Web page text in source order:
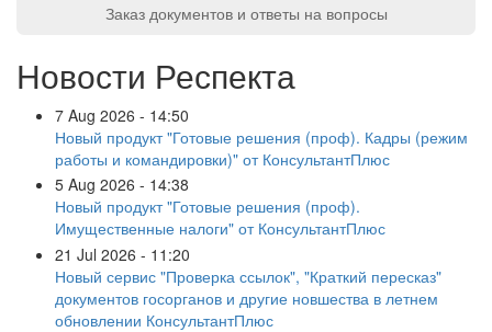
Заказ документов и ответы на вопросы
Новости Респекта
7 Aug 2026 - 14:50
Новый продукт "Готовые решения (проф). Кадры (режим
работы и командировки)" от КонсультантПлюс
5 Aug 2026 - 14:38
Новый продукт "Готовые решения (проф).
Имущественные налоги" от КонсультантПлюс
21 Jul 2026 - 11:20
Новый сервис "Проверка ссылок", "Краткий пересказ"
документов госорганов и другие новшества в летнем
обновлении КонсультантПлюс